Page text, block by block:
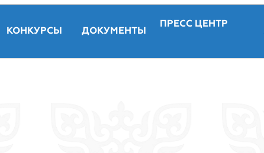
КОНКУРСЫ ДОКУМЕНТЫ
ПРЕСС ЦЕНТР